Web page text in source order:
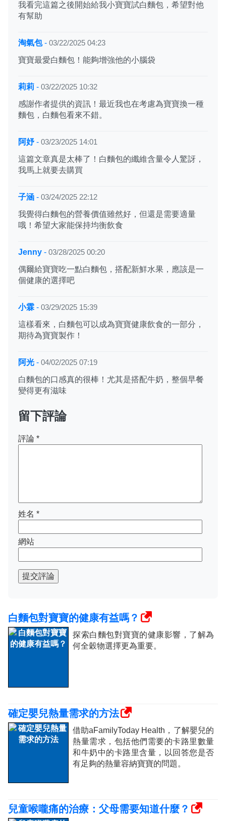
我看完這篇之後開始給我小寶寶試白麵包，希望對他
有幫助
淘氣包- 03/22/2025 04:23
寶寶最愛白麵包！能夠增強他的小腦袋
莉莉 - 03/22/2025 10:32
感謝作者提供的資訊！最近我也在考慮為寶寶換一種
麵包，白麵包看來不錯。
阿妤 - 03/23/2025 14:01
這篇文章真是太棒了！白麵包的纖維含量令人驚訝，
我馬上就要去購買
子涵 - 03/24/2025 22:12
我覺得白麵包的營養價值雖然好，但還是需要適量
哦！希望大家能保持均衡飲食
Jenny - 03/28/2025 00:20
偶爾給寶寶吃一點白麵包，搭配新鮮水果，應該是一
個健康的選擇吧
小霖 - 03/29/2025 15:39
這樣看來，白麵包可以成為寶寶健康飲食的一部分，
期待為寶寶製作！
阿光 - 04/02/2025 07:19
白麵包的口感真的很棒！尤其是搭配牛奶，整個早餐
變得更有滋味
留下評論
評論 *
姓名 *
網站
提交評論
白麵包對寶寶的健康有益嗎？
探索白麵包對寶寶的健康影響，了解為
何全穀物選擇更為重要。
確定嬰兒熱量需求的方法
借助aFamilyToday Health，了解嬰兒的
熱量需求，包括他們需要的卡路里數量
和牛奶中的卡路里含量，以回答您是否
有足夠的熱量容納寶寶的問題。
兒童喉嚨痛的治療：父母需要知道什麼？